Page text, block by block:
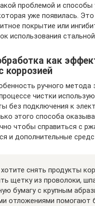
проблемой и способы
уже появилась.
покрытие или
использования
как
коррозией
ручного метода
чистки
без подключения к
этого способа
чтобы справиться с
и дополнительные
снять продукты
щетку из проволоки,
бумагу с крупным
отложениями помогают